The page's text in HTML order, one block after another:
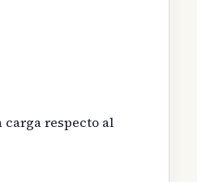
respecto al